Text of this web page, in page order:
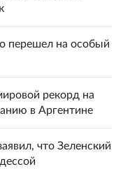
перешел на особый
рекорд на
в Аргентине
что Зеленский